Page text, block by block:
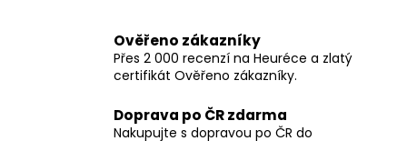
Ověřeno zákazníky
Přes 2 000 recenzí na Heuréce a zlatý
certifikát Ověřeno zákazníky.
Doprava po ČR zdarma
Nakupujte s dopravou po ČR do